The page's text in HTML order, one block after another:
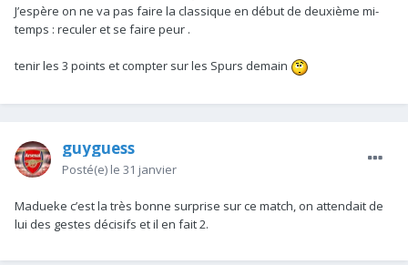
J’espère on ne va pas faire la classique en début de deuxième mi-
temps : reculer et se faire peur .
tenir les 3 points et compter sur les Spurs demain
guyguess
Posté(e) le 31 janvier
Madueke c’est la très bonne surprise sur ce match, on attendait de
lui des gestes décisifs et il en fait 2.